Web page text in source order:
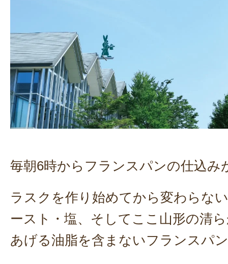
毎朝6時からフランスパンの仕込み
ラスクを作り始めてから変わらな
ースト・塩、そしてここ山形の清
あげる油脂を含まないフランスパ